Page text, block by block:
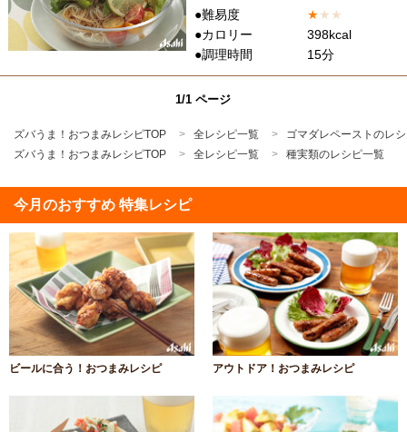
●難易度
★★ ★
●カロリー
398kcal
●調理時間
15分
1/1 ページ
ズバうま！おつまみレシピTOP 全レシピ一覧
ゴマダレペーストのレ
ズバうま！おつまみレシピTOP
全レシピ一覧 種実類のレシピ一覧
今月のおすすめ 特集レシピ
ビールに合う！おつまみレシピ アウトドア！おつまみレシピ